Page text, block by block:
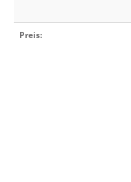
Preis: